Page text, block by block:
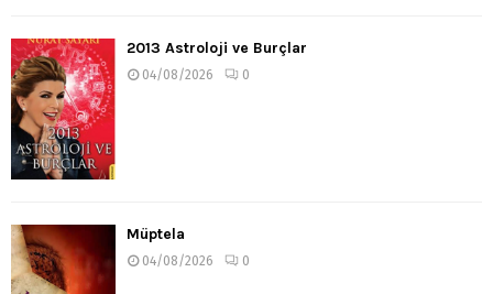
2013 Astroloji ve Burçlar
04/08/2026 0
Müptela
04/08/2026 0